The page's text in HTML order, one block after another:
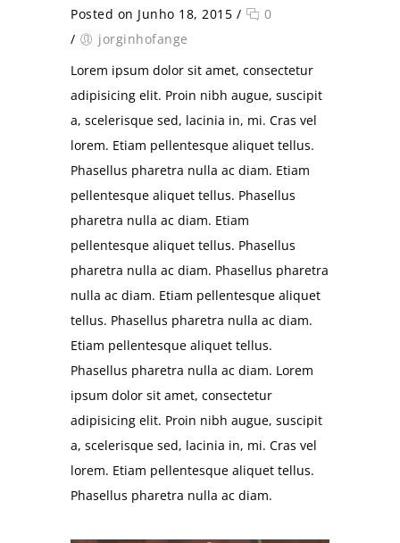
Posted on Junho 18, 2015 /
0
/
jorginhofange
Lorem ipsum dolor sit amet, consectetur
adipisicing elit. Proin nibh augue, suscipit
a, scelerisque sed, lacinia in, mi. Cras vel
lorem. Etiam pellentesque aliquet tellus.
Phasellus pharetra nulla ac diam. Etiam
pellentesque aliquet tellus. Phasellus
pharetra nulla ac diam. Etiam
pellentesque aliquet tellus. Phasellus
pharetra nulla ac diam. Phasellus pharetra
nulla ac diam. Etiam pellentesque aliquet
tellus. Phasellus pharetra nulla ac diam.
Etiam pellentesque aliquet tellus.
Phasellus pharetra nulla ac diam. Lorem
ipsum dolor sit amet, consectetur
adipisicing elit. Proin nibh augue, suscipit
a, scelerisque sed, lacinia in, mi. Cras vel
lorem. Etiam pellentesque aliquet tellus.
Phasellus pharetra nulla ac diam.